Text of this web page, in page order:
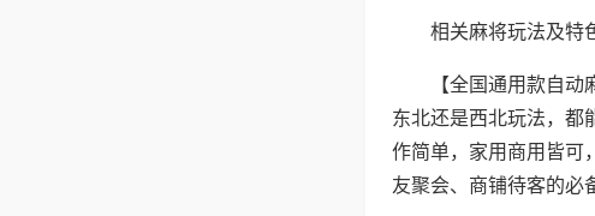
相关麻将玩法及特
【全国通用款自
东北还是西北玩法，都
作简单，家用商用皆可
友聚会、商铺待客的必